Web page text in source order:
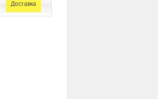
Доставка